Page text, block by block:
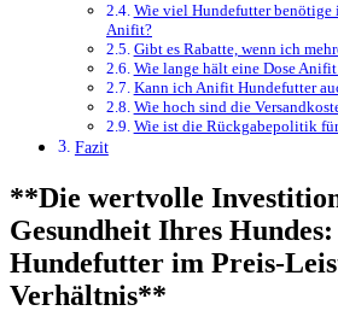
Wie viel Hundefutter‌ benötige
Anifit?
Gibt ‍es Rabatte, wenn ich
Wie lange⁤ hält eine Dose
Kann ich Anifit Hundefutter
Wie hoch sind die
Wie ist die Rückgabepolitik
Fazit
**Die wertvolle⁢
Gesundheit‌ Ihres⁣
Hundefutter im Preis-
Verhältnis**